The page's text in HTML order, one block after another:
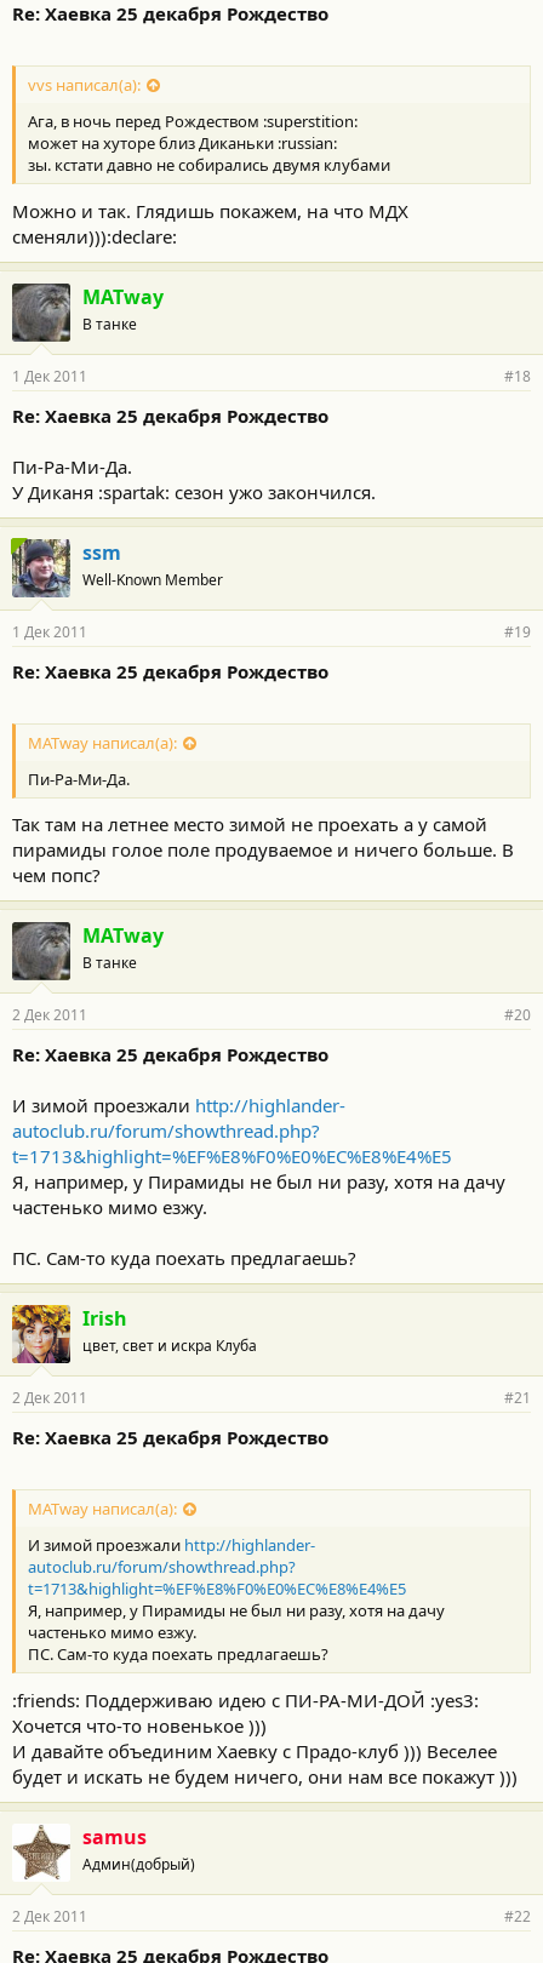
Re: Хаевка 25 декабря Рождество
vvs написал(а):
Ага, в ночь перед Рождеством :superstition:
может на хуторе близ Диканьки :russian:
зы. кстати давно не собирались двумя клубами
Можно и так. Глядишь покажем, на что МДХ
сменяли))):declare:
MATway
В танке
1 Дек 2011 #18
Re: Хаевка 25 декабря Рождество
Пи-Ра-Ми-Да.
У Диканя :spartak: сезон ужо закончился.
ssm
Well-Known Member
1 Дек 2011 #19
Re: Хаевка 25 декабря Рождество
MATway написал(а):
Пи-Ра-Ми-Да.
Так там на летнее место зимой не проехать а у самой
пирамиды голое поле продуваемое и ничего больше. В
чем попс?
MATway
В танке
2 Дек 2011 #20
Re: Хаевка 25 декабря Рождество
И зимой проезжали http://highlander-
autoclub.ru/forum/showthread.php?
t=1713&highlight=%EF%E8%F0%E0%EC%E8%E4%E5
Я, например, у Пирамиды не был ни разу, хотя на дачу
частенько мимо езжу.
ПС. Сам-то куда поехать предлагаешь?
Irish
цвет, свет и искра Клуба
2 Дек 2011 #21
Re: Хаевка 25 декабря Рождество
MATway написал(а):
И зимой проезжали http://highlander-
autoclub.ru/forum/showthread.php?
t=1713&highlight=%EF%E8%F0%E0%EC%E8%E4%E5
Я, например, у Пирамиды не был ни разу, хотя на дачу
частенько мимо езжу.
ПС. Сам-то куда поехать предлагаешь?
:friends: Поддерживаю идею с ПИ-РА-МИ-ДОЙ :yes3:
Хочется что-то новенькое )))
И давайте объединим Хаевку с Прадо-клуб ))) Веселее
будет и искать не будем ничего, они нам все покажут )))
samus
Админ(добрый)
2 Дек 2011 #22
Re: Хаевка 25 декабря Рождество